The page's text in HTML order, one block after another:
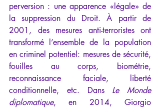
perversion : une apparence «légale» de
la suppression du Droit. À partir de
2001, des mesures anti-terroristes ont
transformé l’ensemble de la population
en criminel potentiel: mesures de sécurité,
fouilles au corps, biométrie,
reconnaissance faciale, liberté
conditionnelle, etc. Dans Le Monde
diplomatique, en 2014, Giorgio